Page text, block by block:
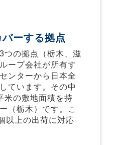
バーする拠点
つの拠点（栃木、滋
ープ会社が所有す
ンターから日本全
ています。その中
米の敷地面積を持
（栃木）です。こ
以上の出荷に対応